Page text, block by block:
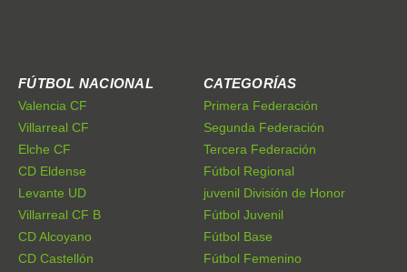
FÚTBOL NACIONAL
Valencia CF
Villarreal CF
Elche CF
CD Eldense
Levante UD
Villarreal CF B
CD Alcoyano
CD Castellón
CATEGORÍAS
Primera Federación
Segunda Federación
Tercera Federación
Fútbol Regional
juvenil División de Honor
Fútbol Juvenil
Fútbol Base
Fútbol Femenino